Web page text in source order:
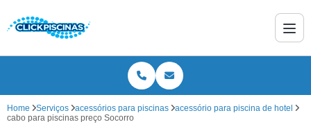
Home Serviços acessórios para piscinas
acessório para piscina de hotel
cabo para piscinas preço Socorro